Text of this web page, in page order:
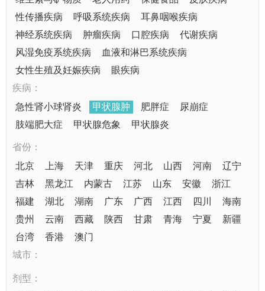
性传播疾病
呼吸系统疾病
耳鼻咽喉疾病
神经系统疾病
肿瘤疾病 口腔疾病
代谢疾病
风湿免疫系统疾病
血液和淋巴系统疾病
女性生殖及妊娠疾病
眼疾病
疾病：
急性肾小球肾炎
甲状腺肿 肥胖症
尿崩症
肢端肥大症
甲状腺危象 甲状腺炎
省份：
北京
上海 天津 重庆 河北 山西 河南
辽宁
吉林
黑龙江 内蒙古 江苏 山东 安徽
浙江
福建
湖北 湖南 广东 广西 江西 四川
海南
贵州
云南 西藏 陕西 甘肃 青海 宁夏
新疆
台湾
香港
澳门
城市：
剂型：